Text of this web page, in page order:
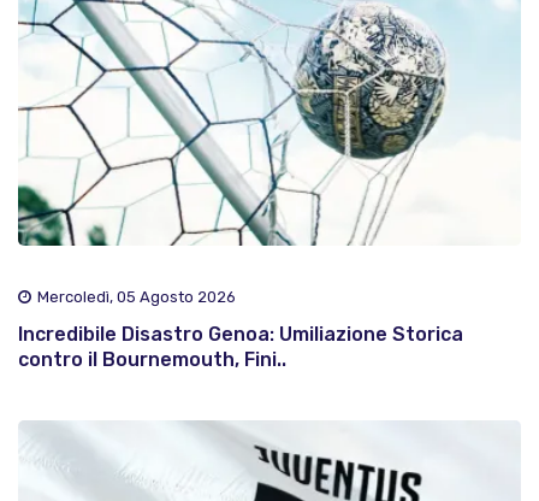
Mercoledì, 05 Agosto 2026
Incredibile Disastro Genoa: Umiliazione Storica
contro il Bournemouth, Fini..